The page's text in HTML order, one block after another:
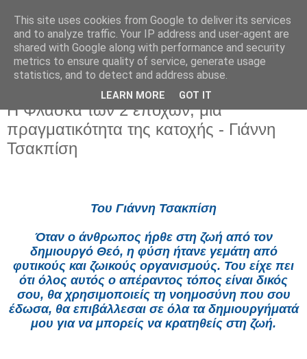
Τρίτη 30 Ιουνίου 2026
Η Φλάσκα των 2 εποχών, μια
πραγματικότητα της κατοχής - Γιάννη
Τσακπίση
Του Γιάννη Τσακπίση
Όταν ο άνθρωπος ήρθε στη ζωή από τον
δημιουργό Θεό, η φύση ήτανε γεμάτη από
φυτικούς και ζωικούς οργανισμούς. Του είχε πει
ότι όλος αυτός ο απέραντος τόπος είναι δικός
σου, θα χρησιμοποιείς τη νοημοσύνη που σου
έδωσα, θα επιβάλλεσαι σε όλα τα δημιουργήματά
μου για να μπορείς να κρατηθείς στη ζωή.
This site uses cookies from Google to deliver its services
and to analyze traffic. Your IP address and user-agent are
shared with Google along with performance and security
metrics to ensure quality of service, generate usage
statistics, and to detect and address abuse.
LEARN MORE GOT IT